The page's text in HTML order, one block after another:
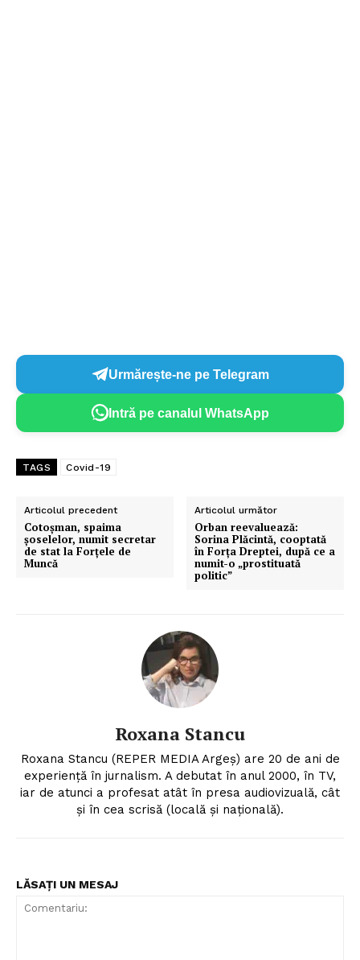
Urmărește-ne pe Telegram
Intră pe canalul WhatsApp
TAGS Covid-19
Articolul precedent
Cotoșman, spaima
șoselelor, numit secretar
de stat la Forțele de
Muncă
Articolul următor
Orban reevaluează:
Sorina Plăcintă, cooptată
în Forța Dreptei, după ce a
numit-o „prostituată
politic”
Roxana Stancu
Roxana Stancu (REPER MEDIA Argeş) are 20 de ani de
experiență în jurnalism. A debutat în anul 2000, în TV,
iar de atunci a profesat atât în presa audiovizuală, cât
și în cea scrisă (locală și națională).
LĂSAȚI UN MESAJ